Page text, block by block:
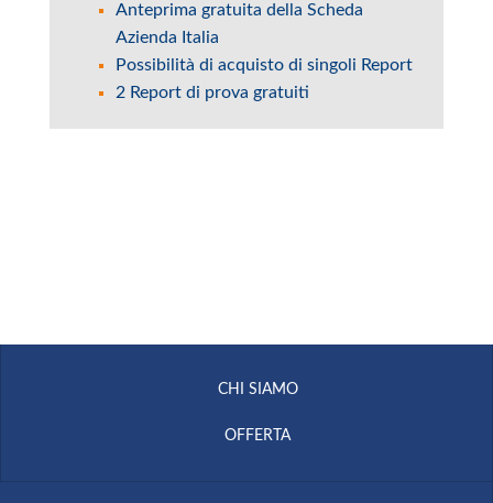
Anteprima gratuita della Scheda
Azienda Italia
Possibilità di acquisto di singoli Report
2 Report di prova gratuiti
CHI SIAMO
OFFERTA